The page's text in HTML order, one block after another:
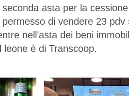
seconda asta per la
permesso di vendere 23 pdv
nell’asta dei beni
leone è di Transcoop.